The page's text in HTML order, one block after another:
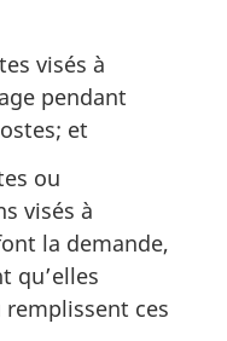
visés à
pendant
et
ou
visés à
la demande,
qu’elles
ces